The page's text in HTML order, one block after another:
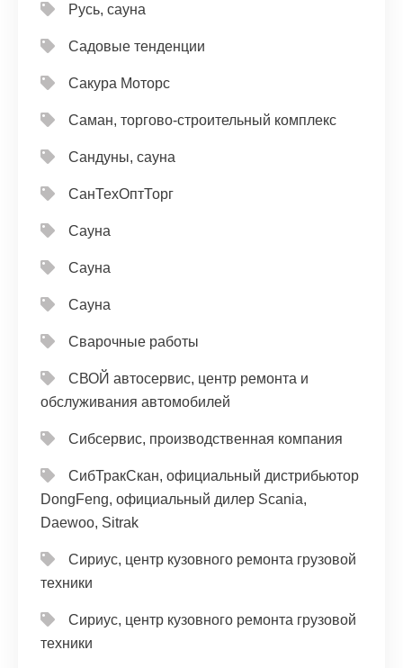
Русь, сауна
Садовые тенденции
Сакура Моторс
Саман, торгово-строительный комплекс
Сандуны, сауна
СанТехОптТорг
Сауна
Сауна
Сауна
Сварочные работы
СВОЙ автосервис, центр ремонта и
обслуживания автомобилей
Сибсервис, производственная компания
СибТракСкан, официальный дистрибьютор
DongFeng, официальный дилер Scania,
Daewoo, Sitrak
Сириус, центр кузовного ремонта грузовой
техники
Сириус, центр кузовного ремонта грузовой
техники